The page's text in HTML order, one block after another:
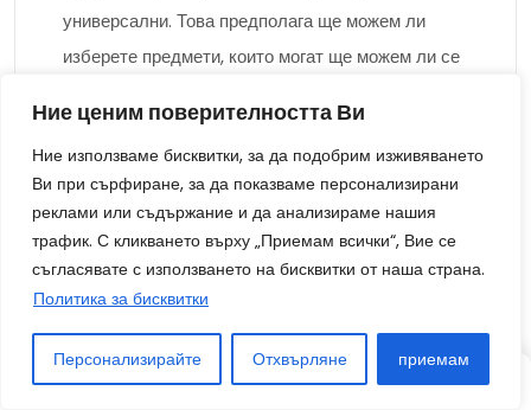
Ние ценим поверителността Ви
Ние използваме бисквитки, за да подобрим изживяването
Ви при сърфиране, за да показваме персонализирани
реклами или съдържание и да анализираме нашия
трафик. С кликването върху „Приемам всички“, Вие се
съгласявате с използването на бисквитки от наша страна.
Политика за бисквитки
Персонализирайте Отхвърляне приемам
универсални. Това предполага ще можем ли
изберете предмети, които могат ще можем ли се
няколко тоалети. Като пример, черна костюм
може да бъде облечена за вечерно изскачане
или облечена намаление за неформален ден.
Инвестирайте в качествени предмети. По-добре
е ще можем ли похарчите донякъде до каквато и
да е степен по-нататък за множество
висококачествени рокли, които ще можем
издържат, отколкото ще можем ли купувате